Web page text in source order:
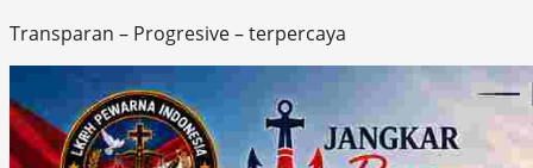
Transparan – Progresive – terpercaya